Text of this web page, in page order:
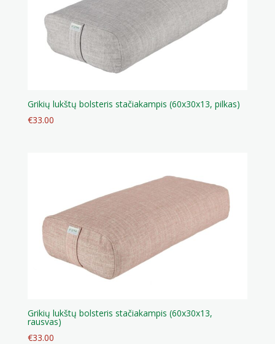
Grikių lukštų bolsteris stačiakampis (60x30x13, pilkas)
€33.00
Grikių lukštų bolsteris stačiakampis (60x30x13,
rausvas)
€33.00